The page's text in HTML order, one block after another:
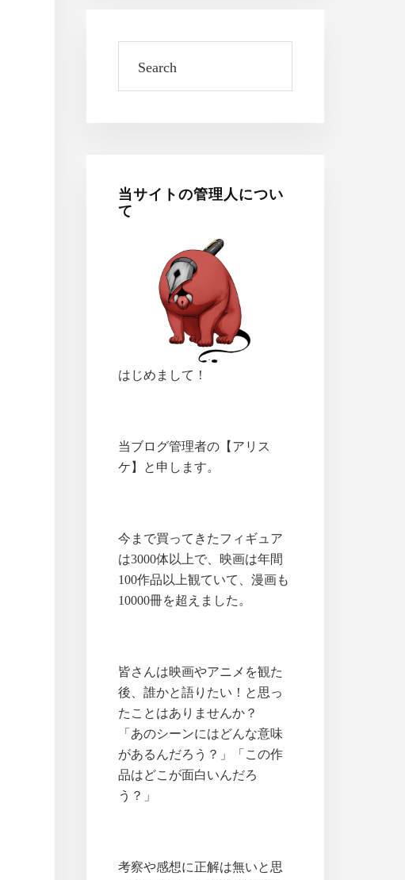
当サイトの管理人につい
て
はじめまして！
当ブログ管理者の【アリス
ケ】と申します。
今まで買ってきたフィギュア
は3000体以上で、映画は年間
100作品以上観ていて、漫画も
10000冊を超えました。
皆さんは映画やアニメを観た
後、誰かと語りたい！と思っ
たことはありませんか？
「あのシーンにはどんな意味
があるんだろう？」「この作
品はどこが面白いんだろ
う？」
考察や感想に正解は無いと思